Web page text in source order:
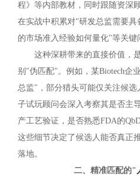
程》等内部教材，同时跟随资深
在实战中积累对"研发总监需要
的市场准入经验如何量化"等关键
这种深耕带来的直接价值，
别"伪匹配"。例如，某Biotech企
总监"，部分猎头可能仅关注候
子试玩顾问会深入考察其是否主
产工艺验证，是否熟悉FDA的
这些细节决定了候选人能否真正
落地。
二、精准匹配的"